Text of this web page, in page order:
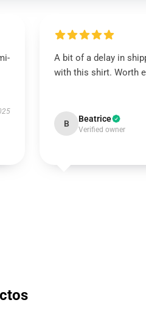
A bit of a delay in
with this shirt. Worth
B Beatrice
Verified owner